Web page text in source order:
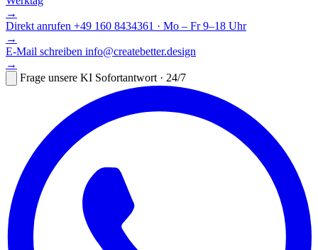
→
Direkt anrufen +49 160 8434361 · Mo – Fr 9–18 Uhr
→
E-Mail schreiben info@createbetter.design
→
Frage unsere KI Sofortantwort · 24/7